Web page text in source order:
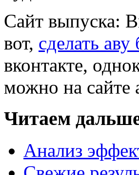
Сайт выпуска:
вот, сделать аву
вконтакте,
можно на сайте
Читаем
Анализ